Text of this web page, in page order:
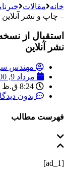
خانه مقالات
– چاپ و نشر آنلاین
استقبال از
نشر آنلاین
مهندس
مرداد 9, 1400
8:24 ق.ظ
بدون
فهرست مطالب
[ad_1]